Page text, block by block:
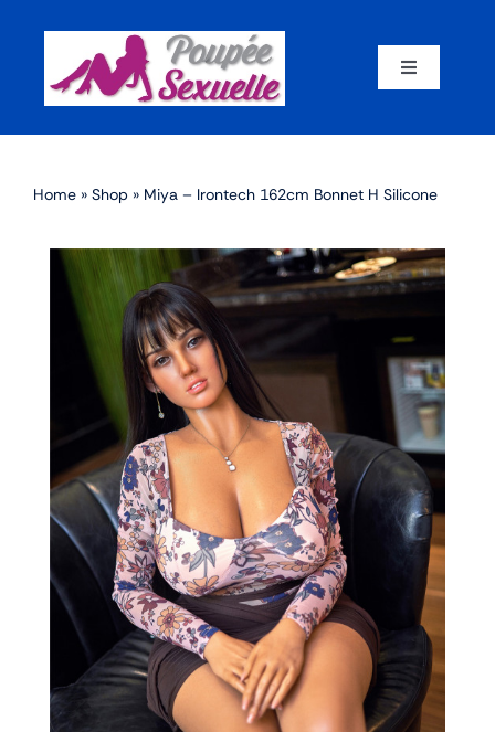
content
Toggle
Par corps
Par marque
Par matériaux
Sex dolls en promotion
En stock
Guides
Home » Shop » Miya – Irontech 162cm Bonnet H Silicone